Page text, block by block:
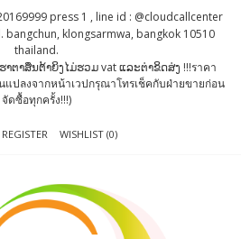
press 1 , line id : @cloudcallcenter
bangchun, klongsarmwa, bangkok 10510
thailand.
າຕາສຶນຕ້າຍິງໄມ່ຮວມ vat ແລະຕ່າຂິດສ່ງ !!!ราคา
แปลงจากหน้าเวปกรุณาโทรเช็คกับฝ่ายขายก่อน
จัดซื้อทุกครั้ง!!!)
WISHLIST (0)